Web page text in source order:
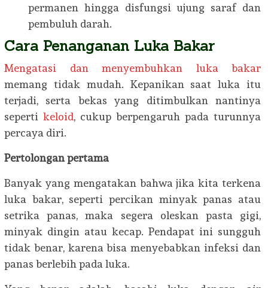
permanen hingga disfungsi ujung saraf dan
pembuluh darah.
Cara Penanganan Luka Bakar
Mengatasi dan menyembuhkan luka bakar
memang tidak mudah. Kepanikan saat luka itu
terjadi, serta bekas yang ditimbulkan nantinya
seperti keloid, cukup berpengaruh pada turunnya
percaya diri.
Pertolongan pertama
Banyak yang mengatakan bahwa jika kita terkena
luka bakar, seperti percikan minyak panas atau
setrika panas, maka segera oleskan pasta gigi,
minyak dingin atau kecap. Pendapat ini sungguh
tidak benar, karena bisa menyebabkan infeksi dan
panas berlebih pada luka.